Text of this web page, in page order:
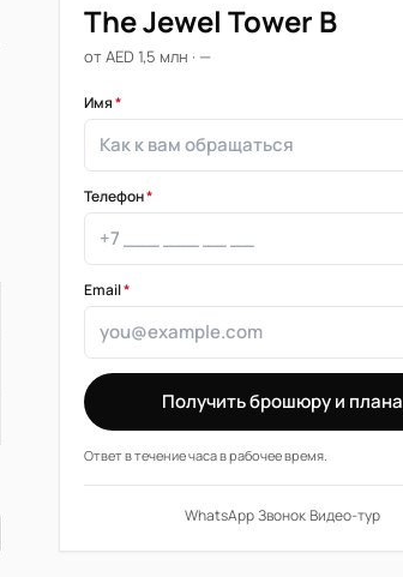
The Jewel Tower B
от AED 1,5 млн · —
Имя*
Телефон*
Email*
Получить брошюру и плана
Ответ в течение часа в рабочее время.
WhatsApp·Звонок·Видео-тур